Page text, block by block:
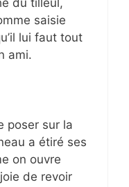
du tilleul,
saisie
lui faut tout
ami.
poser sur la
a étiré ses
on ouvre
de revoir